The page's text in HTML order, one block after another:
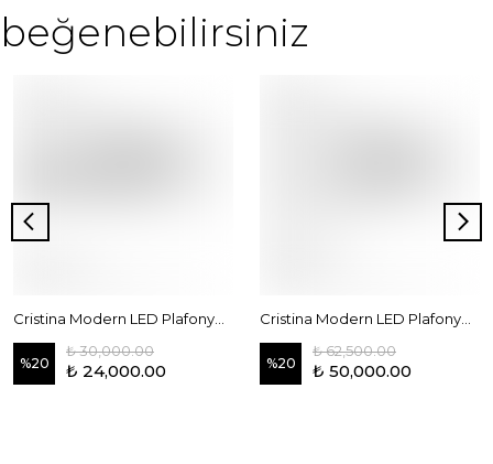
beğenebilirsiniz
%20
₺ 30,000.00
₺ 24,000.00 %20
₺ 62,500.00
₺ 50,000.00